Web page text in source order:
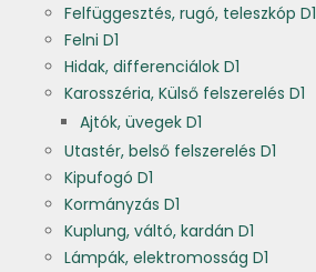
Felfüggesztés, rugó, teleszkóp D1
Felni D1
Hidak, differenciálok D1
Karosszéria, Külső felszerelés D1
Ajtók, üvegek D1
Utastér, belső felszerelés D1
Kipufogó D1
Kormányzás D1
Kuplung, váltó, kardán D1
Lámpák, elektromosság D1